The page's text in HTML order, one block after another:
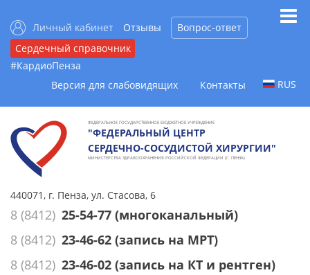
Личный кабинет Отзывы
Вопрос-ответ
Сердечный справочник
#КардиоПенза
Версия для слабовидящих
Контакты RUS
ФЕДЕРАЛЬНОЕ ГОСУДАРСТВЕННОЕ БЮДЖЕТНОЕ УЧРЕЖДЕНИЕ
"ФЕДЕРАЛЬНЫЙ ЦЕНТР
СЕРДЕЧНО-СОСУДИСТОЙ ХИРУРГИИ"
МИНИСТЕРСТВА ЗДРАВООХРАНЕНИЯ РОССИЙСКОЙ ФЕДЕРАЦИИ (Г. ПЕНЗА)
440071, г. Пенза, ул. Стасова, 6
8 (8412) 25-54-77 (многоканальный)
8 (8412) 23-46-62 (запись на МРТ)
8 (8412) 23-46-02 (запись на КТ и рентген)